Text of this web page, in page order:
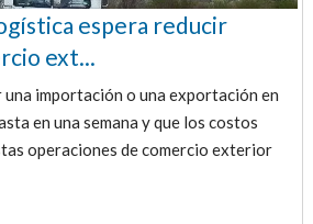
espera reducir
ext...
una importación o una exportación en
en una semana y que los costos
operaciones de comercio exterior